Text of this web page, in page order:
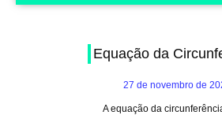
Equação da
27 de novembro de
A equação da